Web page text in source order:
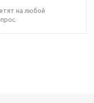
на любой